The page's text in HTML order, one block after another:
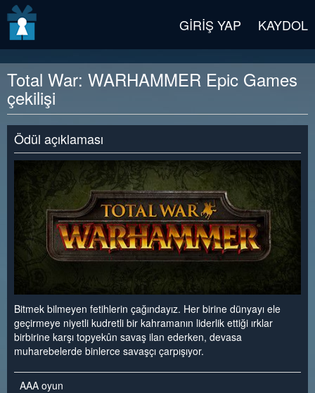
GIRIŞ YAP KAYDOL
Total War: WARHAMMER Epic Games
çekilişi
Ödül açıklaması
Bitmek bilmeyen fetihlerin çağındayız. Her birine dünyayı ele
geçirmeye niyetli kudretli bir kahramanın liderlik ettiği ırklar
birbirine karşı topyekûn savaş ilan ederken, devasa
muharebelerde binlerce savaşçı çarpışıyor.
AAA oyun